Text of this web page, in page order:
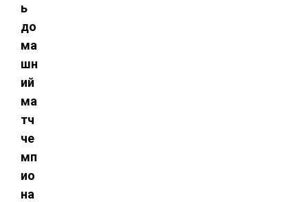
ь
до
ма
шн
ий
ма
тч
че
мп
ио
на